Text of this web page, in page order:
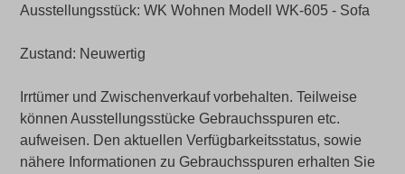
Ausstellungsstück: WK Wohnen Modell WK-605 - Sofa
Zustand: Neuwertig
Irrtümer und Zwischenverkauf vorbehalten. Teilweise
können Ausstellungsstücke Gebrauchsspuren etc.
aufweisen. Den aktuellen Verfügbarkeitsstatus, sowie
nähere Informationen zu Gebrauchsspuren erhalten Sie